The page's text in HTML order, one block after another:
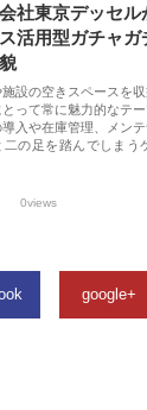
社東京デッセル
活用型ガチャガ
施設の空きスペースを
って常に魅力的なテ
入や在庫管理、メン
二の足を踏んでしまう
0views
google+